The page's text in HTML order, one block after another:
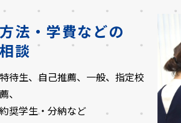
法・学費などの
談
待生、自己推薦、一般、指定校
、
奨学生・分納など